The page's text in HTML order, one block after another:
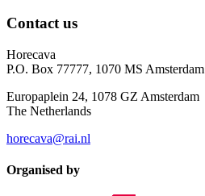
Contact us
Horecava
P.O. Box 77777, 1070 MS Amsterdam
Europaplein 24, 1078 GZ Amsterdam
The Netherlands
horecava@rai.nl
Organised by